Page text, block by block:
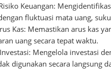
Keuangan:
fluktuasi mata uang,
Kas: Memastikan arus kas
uang secara tepat waktu.
Mengelola investasi
digunakan secara langsung